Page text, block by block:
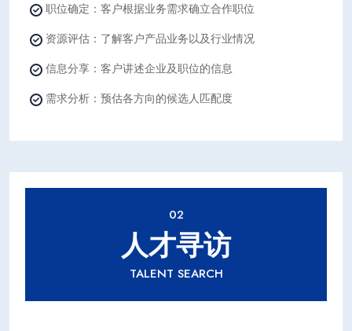
职位确定：客户根据业务需求确立合作职位
资源评估：了解客户产品业务以及行业情况
信息分享：客户讲述企业及职位的信息
需求分析：预估各方向的候选人匹配度
02
人才寻访
TALENT SEARCH